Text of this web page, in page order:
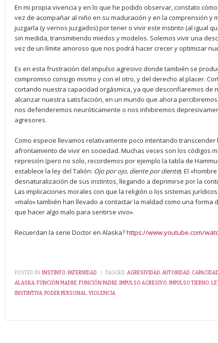
En mi propia vivencia y en lo que he podido observar, constato
vez de acompañar al niño en su maduración y en la comprensión y
juzgarla (y vernos juzgados) por tener o vivir este instinto (al igual
sin medida, transmitiendo miedos y modelos. Solemos vivir una
vez de un límite amoroso que nos podrá hacer crecer y optimizar
Es en esta frustración del impulso agresivo donde también se
compromiso consigo mismo y con el otro, y del derecho al placer.
cortando nuestra capacidad orgásmica, ya que desconfiaremos de
alcanzar nuestra satisfacción, en un mundo que ahora
nos defenderemos neuróticamente o nos inhibiremos
agresores.
Como especie llevamos relativamente poco intentando
afrontamiento de vivir en sociedad. Muchas veces son los códigos
represión (pero no solo, recordemos por ejemplo la tabla de
establece la ley del Talión: Ojo por ojo, diente por diente). El
desnaturalización de sus instintos, llegando a deprimirse por la
Las implicaciones morales con que la religión o los sistemas
«malo» también han llevado a contactar la maldad como una
que hacer algo malo para sentirse vivo».
Recuerdan la serie Doctor en Alaska?https://www.youtube.com/
POSTED IN:INSTINTO,PATERNIDAD \ TAGGED:AGRESIVIDAD,AUTORIDAD,
ALASKA,FUNCIÓN MADRE,FUNCIÓN PADRE,IMPULSO AGRESIVO,IMPULSO TIERNO,
INSTINTIVA,PODER PERSONAL,VIOLENCIA